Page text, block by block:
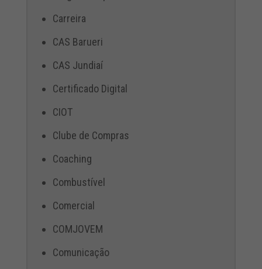
Carreira
CAS Barueri
CAS Jundiaí
Certificado Digital
CIOT
Clube de Compras
Coaching
Combustível
Comercial
COMJOVEM
Comunicação